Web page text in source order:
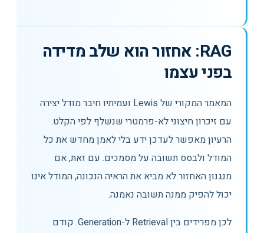
RAG: אחזור הוא שלב מדידה
בפני עצמו
המאמר המקורי של Lewis ועמיתיו חיבר מודל יצירה
עם זיכרון חיצוני לא-פרמטרי שנשלף לפי הקלט.
הרעיון מאפשר לעדכן ידע בלי לאמן מחדש את כל
המודל ולבסס תשובה על מסמכים. עם זאת, אם
מנגנון האחזור לא מביא את הראיה הנכונה, המודל אינו
יכול להפיק ממנה תשובה נאמנה.
לכן מפרידים בין Retrieval ל-Generation. קודם